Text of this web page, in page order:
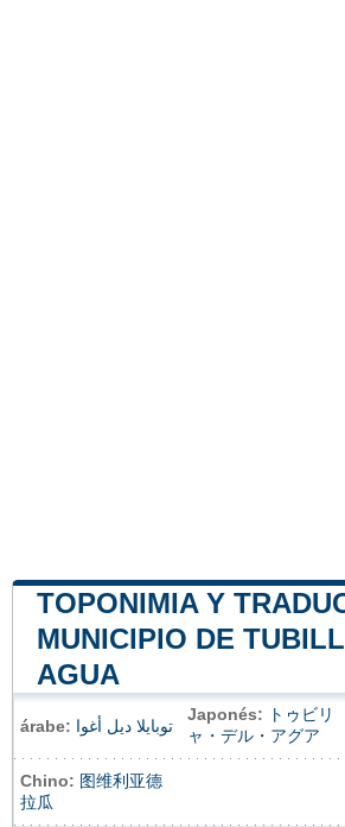
TOPONIMIA Y
MUNICIPIO DE
AGUA
árabe: توبايلا ديل أغوا
Japonés:
トゥビリ
ャ・デル・アグア
Chino: 图维利亚德
拉瓜